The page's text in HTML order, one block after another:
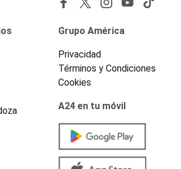
Grupo América
Privacidad
Términos y Condiciones
Cookies
A24 en tu móvil